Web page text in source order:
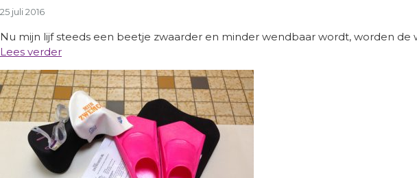
25 juli 2016
Nu mijn lijf steeds een beetje zwaarder en minder wendbaar wordt, worden
Lees verder